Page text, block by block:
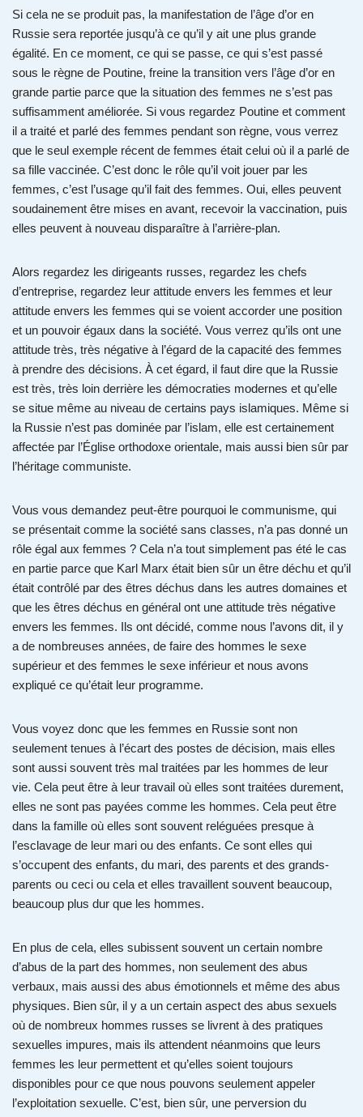
Si cela ne se produit pas, la manifestation de l’âge d’or en
Russie sera reportée jusqu’à ce qu’il y ait une plus grande
égalité. En ce moment, ce qui se passe, ce qui s’est passé
sous le règne de Poutine, freine la transition vers l’âge d’or en
grande partie parce que la situation des femmes ne s’est pas
suffisamment améliorée. Si vous regardez Poutine et comment
il a traité et parlé des femmes pendant son règne, vous verrez
que le seul exemple récent de femmes était celui où il a parlé de
sa fille vaccinée. C’est donc le rôle qu’il voit jouer par les
femmes, c’est l’usage qu’il fait des femmes. Oui, elles peuvent
soudainement être mises en avant, recevoir la vaccination, puis
elles peuvent à nouveau disparaître à l’arrière-plan.
Alors regardez les dirigeants russes, regardez les chefs
d’entreprise, regardez leur attitude envers les femmes et leur
attitude envers les femmes qui se voient accorder une position
et un pouvoir égaux dans la société. Vous verrez qu’ils ont une
attitude très, très négative à l’égard de la capacité des femmes
à prendre des décisions. À cet égard, il faut dire que la Russie
est très, très loin derrière les démocraties modernes et qu’elle
se situe même au niveau de certains pays islamiques. Même si
la Russie n’est pas dominée par l’islam, elle est certainement
affectée par l’Église orthodoxe orientale, mais aussi bien sûr par
l’héritage communiste.
Vous vous demandez peut-être pourquoi le communisme, qui
se présentait comme la société sans classes, n’a pas donné un
rôle égal aux femmes ? Cela n’a tout simplement pas été le cas
en partie parce que Karl Marx était bien sûr un être déchu et qu’il
était contrôlé par des êtres déchus dans les autres domaines et
que les êtres déchus en général ont une attitude très négative
envers les femmes. Ils ont décidé, comme nous l’avons dit, il y
a de nombreuses années, de faire des hommes le sexe
supérieur et des femmes le sexe inférieur et nous avons
expliqué ce qu’était leur programme.
Vous voyez donc que les femmes en Russie sont non
seulement tenues à l’écart des postes de décision, mais elles
sont aussi souvent très mal traitées par les hommes de leur
vie. Cela peut être à leur travail où elles sont traitées durement,
elles ne sont pas payées comme les hommes. Cela peut être
dans la famille où elles sont souvent reléguées presque à
l’esclavage de leur mari ou des enfants. Ce sont elles qui
s’occupent des enfants, du mari, des parents et des grands-
parents ou ceci ou cela et elles travaillent souvent beaucoup,
beaucoup plus dur que les hommes.
En plus de cela, elles subissent souvent un certain nombre
d’abus de la part des hommes, non seulement des abus
verbaux, mais aussi des abus émotionnels et même des abus
physiques. Bien sûr, il y a un certain aspect des abus sexuels
où de nombreux hommes russes se livrent à des pratiques
sexuelles impures, mais ils attendent néanmoins que leurs
femmes les leur permettent et qu’elles soient toujours
disponibles pour ce que nous pouvons seulement appeler
l’exploitation sexuelle. C’est, bien sûr, une perversion du